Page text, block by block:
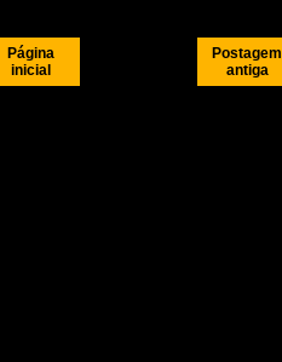
Postagem
antiga
Página
inicial